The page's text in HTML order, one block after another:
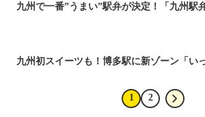
九州で一番”うまい”駅弁が決定！「九州駅
九州初スイーツも！博多駅に新ゾーン「い
1 2